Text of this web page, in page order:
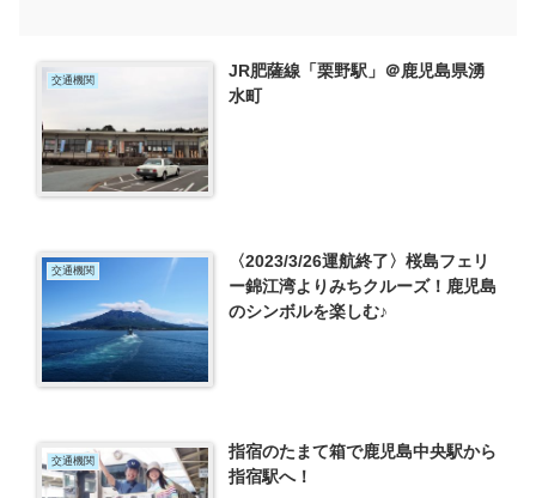
交通機関
JR肥薩線「栗野駅」＠鹿児島県湧
水町
交通機関
〈2023/3/26運航終了〉桜島フェリ
ー錦江湾よりみちクルーズ！鹿児島
のシンボルを楽しむ♪
交通機関
指宿のたまて箱で鹿児島中央駅から
指宿駅へ！